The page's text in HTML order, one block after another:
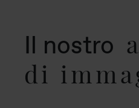
Il nostro
di